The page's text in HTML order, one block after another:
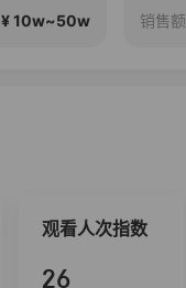
¥ 10w~50w 销售额
观看人次指数
26